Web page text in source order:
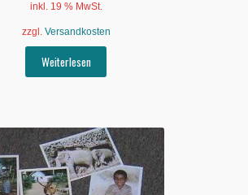
inkl. 19 % MwSt.
zzgl. Versandkosten
Weiterlesen